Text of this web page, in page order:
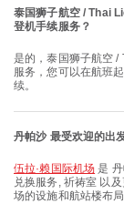
泰国狮子航空 / Thai
登机手续服务？
是的，泰国狮子航空 / Thai Lion Air 提供从 丹帕沙 飞往 曼谷 的航班在线值机
服务，您可以在航班
续。
丹帕沙 最受欢迎的出
伍拉·赖国际机场 是
兑换服务, 祈祷室 以
场的设施和航站楼布局